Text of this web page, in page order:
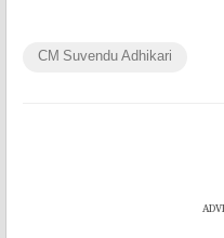
CM Suvendu Adhikari